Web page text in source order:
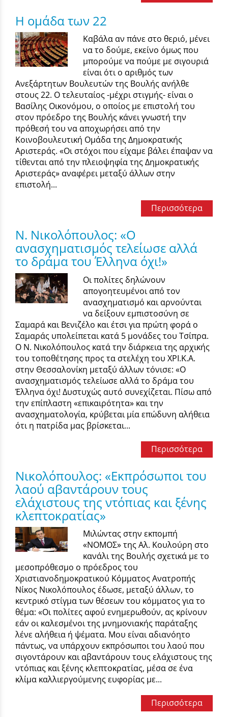
Η ομάδα των 22
Καβάλα αν πάνε στο θεριό, μένει
να το δούμε, εκείνο όμως που
μπορούμε να πούμε με σιγουριά
είναι ότι ο αριθμός των
Ανεξάρτητων Βουλευτών της Βουλής ανήλθε
στους 22. Ο τελευταίος -μέχρι στιγμής- είναι ο
Βασίλης Οικονόμου, ο οποίος με επιστολή του
στον πρόεδρο της Βουλής κάνει γνωστή την
πρόθεσή του να αποχωρήσει από την
Κοινοβουλευτική Ομάδα της Δημοκρατικής
Αριστεράς. «Οι στόχοι που είχαμε βάλει έπαψαν να
τίθενται από την πλειοψηφία της Δημοκρατικής
Αριστεράς» αναφέρει μεταξύ άλλων στην
επιστολή...
Περισσότερα
Ν. Νικολόπουλος: «Ο
ανασχηματισμός τελείωσε αλλά
το δράμα του Έλληνα όχι!»
Οι πολίτες δηλώνουν
απογοητευμένοι από τον
ανασχηματισμό και αρνούνται
να δείξουν εμπιστοσύνη σε
Σαμαρά και Βενιζέλο και έτσι για πρώτη φορά ο
Σαμαράς υπολείπεται κατά 5 μονάδες του Τσίπρα.
Ο Ν. Νικολόπουλος κατά την διάρκεια της αρχικής
του τοποθέτησης προς τα στελέχη του ΧΡΙ.Κ.Α.
στην Θεσσαλονίκη μεταξύ άλλων τόνισε: «Ο
ανασχηματισμός τελείωσε αλλά το δράμα του
Έλληνα όχι! Δυστυχώς αυτό συνεχίζεται. Πίσω από
την επίπλαστη «επικαιρότητα» και την
ανασχηματολογία, κρύβεται μία επώδυνη αλήθεια
ότι η πατρίδα μας βρίσκεται...
Περισσότερα
Νικολόπουλος: «Εκπρόσωποι του
λαού αβαντάρουν τους
ελάχιστους της ντόπιας και ξένης
κλεπτοκρατίας»
Μιλώντας στην εκπομπή
«ΝΟΜΟΣ» της Αλ. Κουλούρη στο
κανάλι της Βουλής σχετικά με το
μεσοπρόθεσμο ο πρόεδρος του
Χριστιανοδημοκρατικού Κόμματος Ανατροπής
Νίκος Νικολόπουλος έδωσε, μεταξύ άλλων, το
κεντρικό στίγμα των θέσεων του κόμματος για το
θέμα: «Οι πολίτες αφού ενημερωθούν, ας κρίνουν
εάν οι καλεσμένοι της μνημονιακής παράταξης
λένε αλήθεια ή ψέματα. Μου είναι αδιανόητο
πάντως, να υπάρχουν εκπρόσωποι του λαού που
σιγοντάρουν και αβαντάρουν τους ελάχιστους της
ντόπιας και ξένης κλεπτοκρατίας, μέσα σε ένα
κλίμα καλλιεργούμενης ευφορίας με...
Περισσότερα